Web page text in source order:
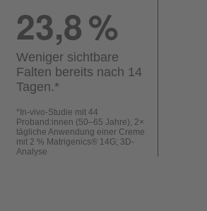
23,8%
Weniger sichtbare
Falten bereits nach 14
Tagen.*
*In-vivo-Studie mit 44
Proband:innen (50–65 Jahre), 2×
tägliche Anwendung einer Creme
mit 2 % Matrigenics® 14G; 3D-
Analyse